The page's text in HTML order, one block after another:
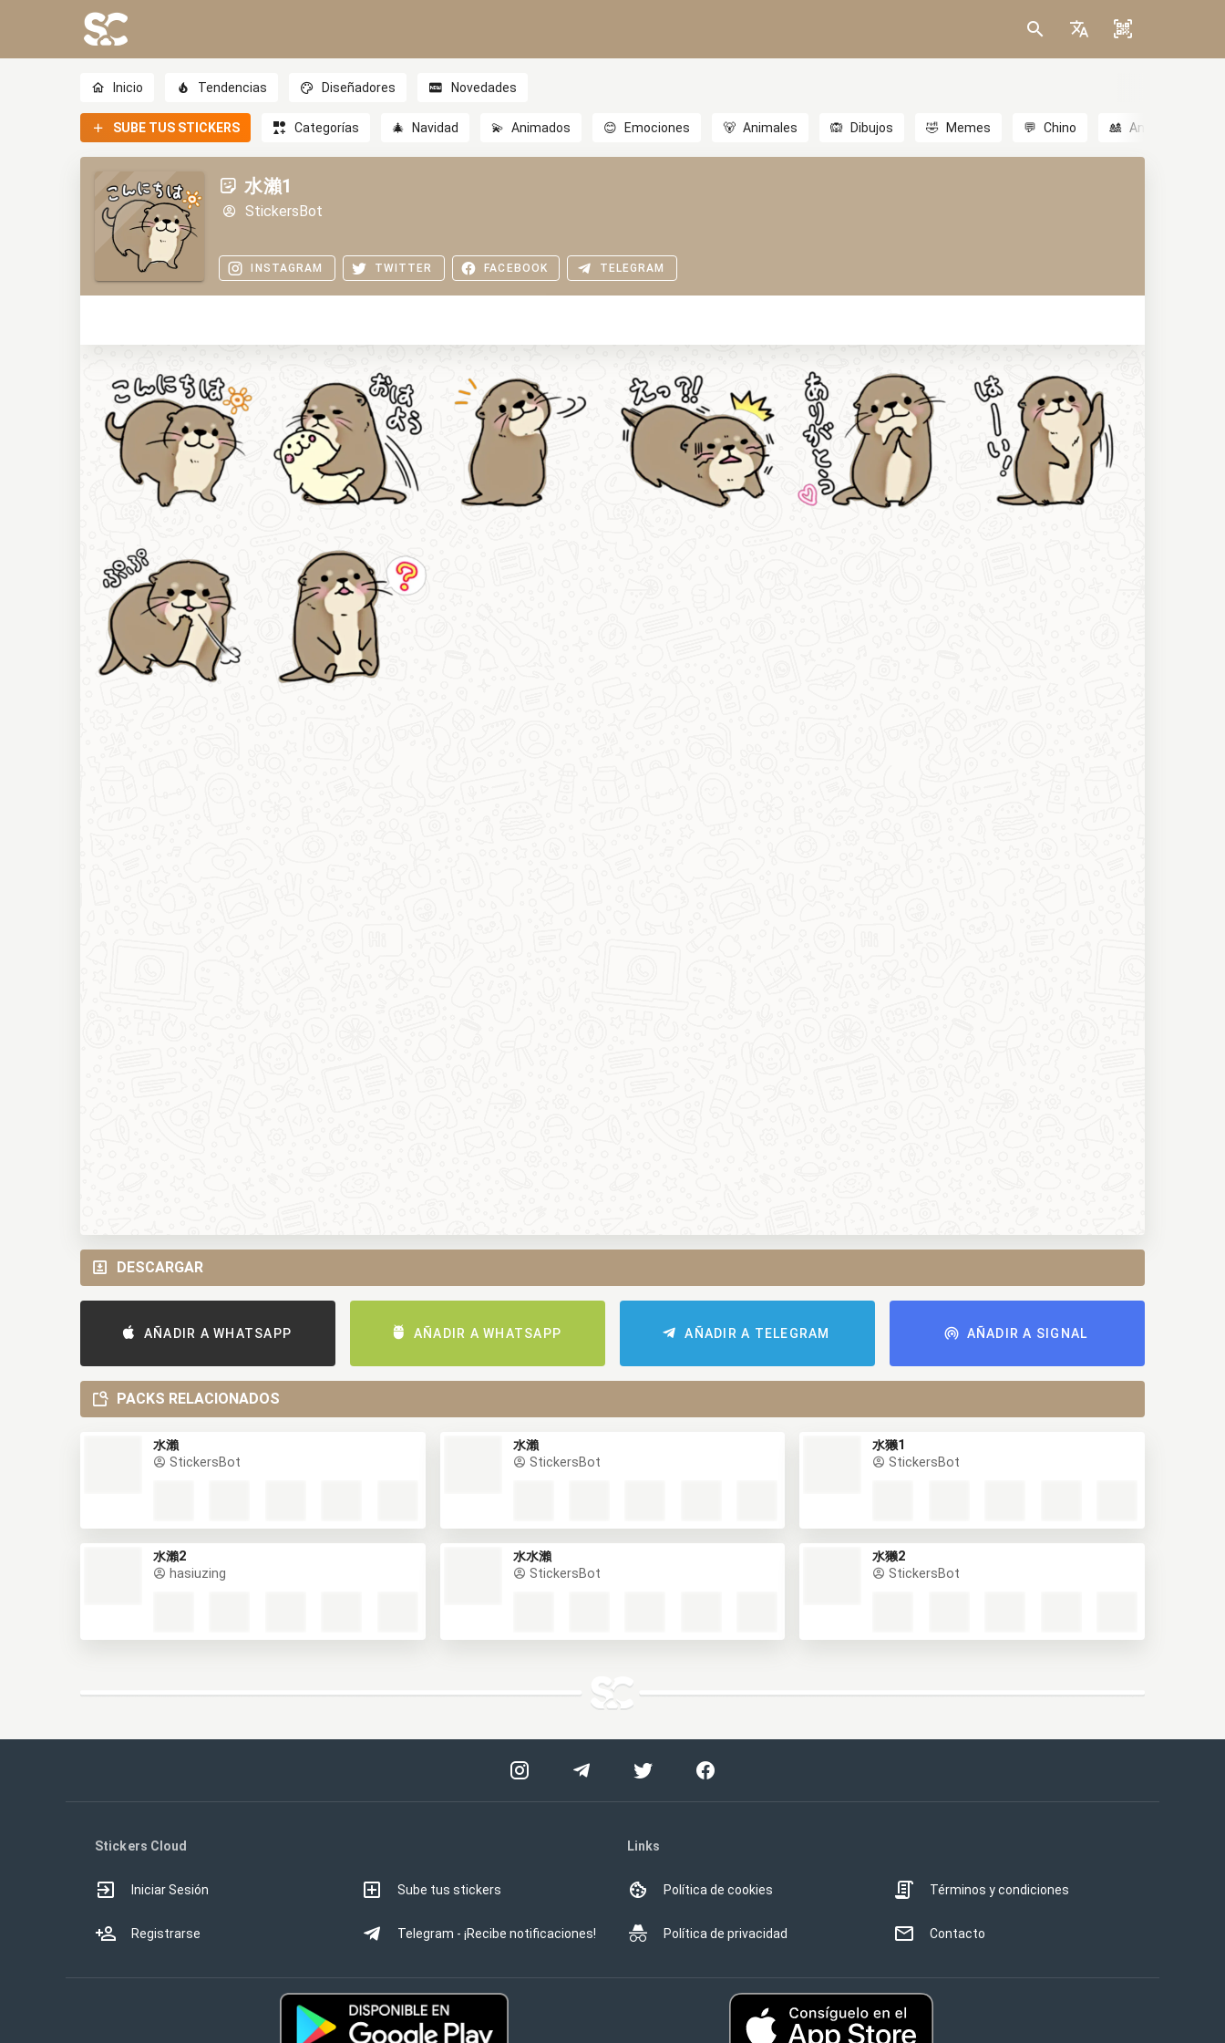
Inicio Tendencias Diseñadores Novedades
SUBE TUS STICKERS Categorías 🎄 Navidad 💫 Animados 😊 Emociones 🐻 Animales 🙉 Dibujos 🤣 Memes 💬 Chino 🎎 Anime
水瀨1
StickersBot
INSTAGRAM TWITTER FACEBOOK TELEGRAM
DESCARGAR
AÑADIR A WHATSAPP AÑADIR A WHATSAPP AÑADIR A TELEGRAM AÑADIR A SIGNAL
PACKS RELACIONADOS
水瀨
StickersBot
水瀨
StickersBot
水獭1
StickersBot
水瀨2
hasiuzing
水水瀨
StickersBot
水獭2
StickersBot
Stickers Cloud
Iniciar Sesión
Registrarse
Sube tus stickers
Telegram - ¡Recibe notificaciones!
Links
Política de cookies
Política de privacidad
Términos y condiciones
Contacto